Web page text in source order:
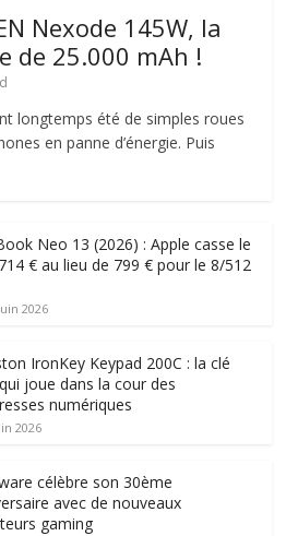
Nexode 145W, la
de 25.000 mAh !
longtemps été de simples roues
en panne d’énergie. Puis
Neo 13 (2026) : Apple casse le
€ au lieu de 799 € pour le 8/512
2026
IronKey Keypad 200C : la clé
joue dans la cour des
numériques
2026
célèbre son 30ème
avec de nouveaux
gaming